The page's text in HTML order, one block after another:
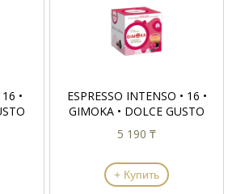
•
ESPRESSO INTENSO • 16 •
GIMOKA • DOLCE GUSTO
5 190 ₸
+ Купить